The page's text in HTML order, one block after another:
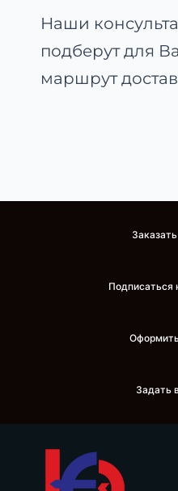
Наши
подберут для
маршрут
Подписаться
Задать